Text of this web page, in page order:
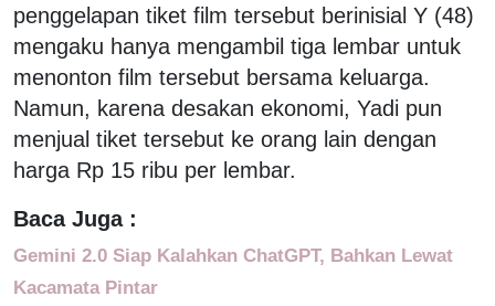
penggelapan tiket film tersebut berinisial Y (48)
mengaku hanya mengambil tiga lembar untuk
menonton film tersebut bersama keluarga.
Namun, karena desakan ekonomi, Yadi pun
menjual tiket tersebut ke orang lain dengan
harga Rp 15 ribu per lembar.
Baca Juga :
Gemini 2.0 Siap Kalahkan ChatGPT, Bahkan Lewat
Kacamata Pintar